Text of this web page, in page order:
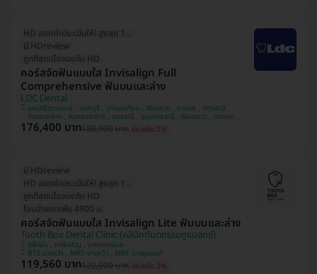
HD ออกค่าประเมินให้! สูงสุด 1500 บ.
มี HDreview
ถูกที่สุดเมื่อจองกับ HD
คอร์สจัดฟันแบบใส Invisalign Full
Comprehensive ฟันบนและล่าง
LDC Dental
นครศรีธรรมราช , นนทบุรี , บางขุนเทียน , เชียงราย , บางแค , ปทุมธานี ,
วังทองหลาง , สมุทรปราการ , อุดรธานี , อุบลราชธานี , คันนายาว , บางเขน ,
สวนหลวง , หลักสี่ , มีนบุรี , นครพนม , ทวีวัฒนา
176,400 บาท180,000 บาท ประหยัด 2%
มี HDreview
HD ออกค่าประเมินให้! สูงสุด 1500 บ.
ถูกที่สุดเมื่อจองกับ HD
โอนจ่ายลดเพิ่ม 4900 บ.
คอร์สจัดฟันแบบใส Invisalign Lite ฟันบนและล่าง
Tooth Box Dental Clinic (คลินิกทันตกรรมทูธบอกซ์)
ตลิ่งชัน , ภาษีเจริญ , บางกอกน้อย
BTS บางหว้า , MRT บางหว้า , MRT บางขุนนนท์
119,560 บาท122,000 บาท ประหยัด 2%